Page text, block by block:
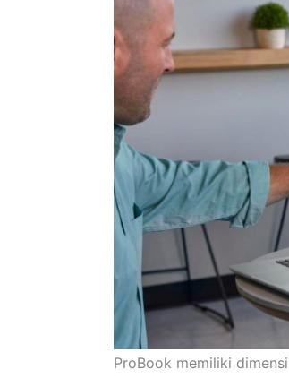
ProBook memiliki